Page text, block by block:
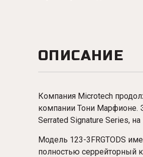
ОПИСАНИЕ
Компания Microtech
компании Тони Марфионе.
Serrated Signature Series,
Модель 123-3FRGTODS
полностью серрейторный